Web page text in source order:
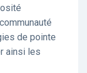
de pointe
ainsi les